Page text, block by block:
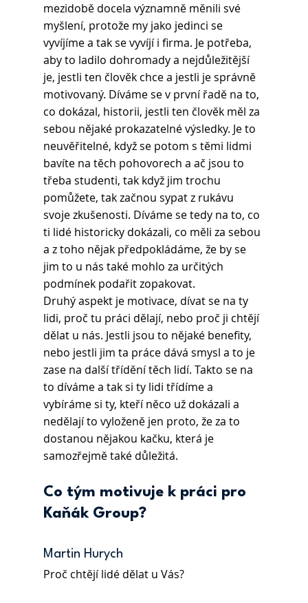
mezidobě docela významně měnili své
myšlení, protože my jako jedinci se
vyvíjíme a tak se vyvíjí i firma. Je potřeba,
aby to ladilo dohromady a nejdůležitější
je, jestli ten člověk chce a jestli je správně
motivovaný. Díváme se v první řadě na to,
co dokázal, historii, jestli ten člověk měl za
sebou nějaké prokazatelné výsledky. Je to
neuvěřitelné, když se potom s těmi lidmi
bavíte na těch pohovorech a ač jsou to
třeba studenti, tak když jim trochu
pomůžete, tak začnou sypat z rukávu
svoje zkušenosti. Díváme se tedy na to, co
ti lidé historicky dokázali, co měli za sebou
a z toho nějak předpokládáme, že by se
jim to u nás také mohlo za určitých
podmínek podařit zopakovat.
Druhý aspekt je motivace, dívat se na ty
lidi, proč tu práci dělají, nebo proč ji chtějí
dělat u nás. Jestli jsou to nějaké benefity,
nebo jestli jim ta práce dává smysl a to je
zase na další třídění těch lidí. Takto se na
to díváme a tak si ty lidi třídíme a
vybíráme si ty, kteří něco už dokázali a
nedělají to vyloženě jen proto, že za to
dostanou nějakou kačku, která je
samozřejmě také důležitá.
Co tým motivuje k práci pro
Kaňák Group?
Martin Hurych
Proč chtějí lidé dělat u Vás?